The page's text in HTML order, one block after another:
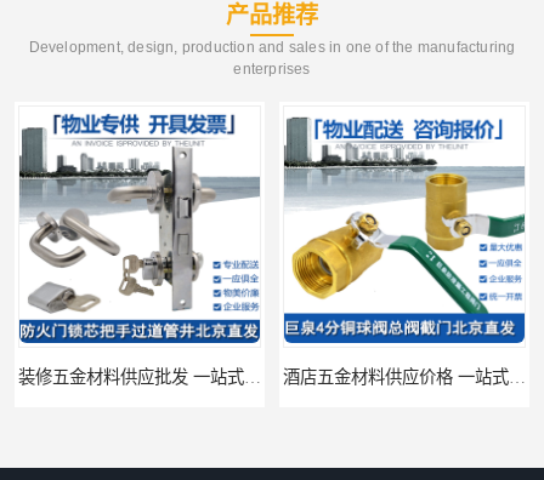
产品推荐
Development, design, production and sales in one of the manufacturing
enterprises